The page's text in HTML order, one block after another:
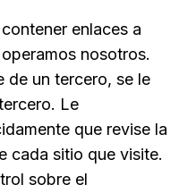
enlaces a
nosotros.
de un tercero, se le
Le
que revise la
cada sitio que visite.
sobre el